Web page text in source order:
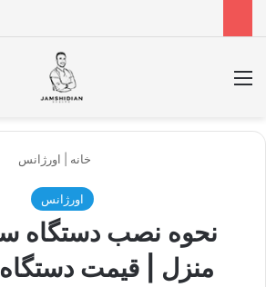
خانه اورژانس
اورژانس
نحوه نصب دستگاه
منزل | قیمت